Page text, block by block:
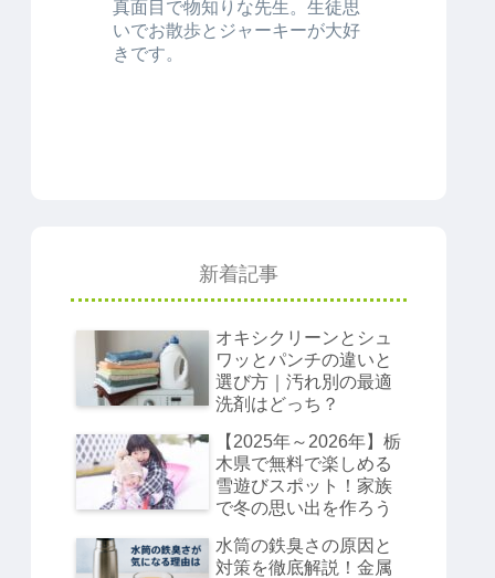
真面目で物知りな先生。生徒思
いでお散歩とジャーキーが大好
きです。
新着記事
オキシクリーンとシュ
ワッとパンチの違いと
選び方｜汚れ別の最適
洗剤はどっち？
【2025年～2026年】栃
木県で無料で楽しめる
雪遊びスポット！家族
で冬の思い出を作ろう
水筒の鉄臭さの原因と
対策を徹底解説！金属